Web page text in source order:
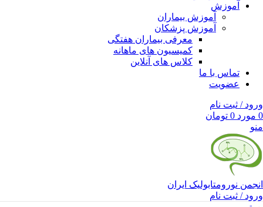
آموزش
آموزش بیماران
آموزش پزشکان
معرفی بیماران هفتگی
کمیسیون های ماهانه
کلاس های آنلاین
تماس با ما
عضویت
ورود / ثبت نام
0 مورد 0 تومان
منو
انجمن نورومتابولیک ایران
ورود / ثبت نام